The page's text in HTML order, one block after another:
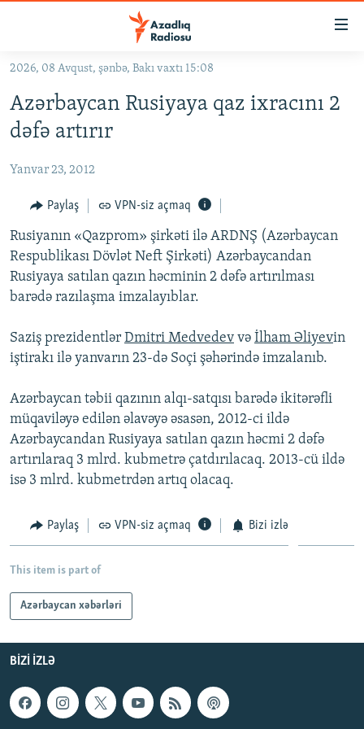
Əsas
qayıt
Əsas
qayıt
#ƏSLINDƏ
FƏRQƏ BAX
QANUNI DOĞRU
ARAŞDIRMA
MULTIMEDIA
FOTOQALEREYA
KARIKATURA
OXU ZALI
İSLAM VƏ DEMOKRATIYA
İZ - MƏDƏNIYYƏT PROQRAMI
HAQQIMIZDA
PEŞƏ ETIKASI VƏ JURNALISTIKA STANDARTLARIMIZ
MATERIALLARIMIZDAN ISTIFADƏ
AZADLIQRADIOSU MOBIL TELEFONUNUZDA
XƏBƏR BÜLLETENLƏRIMIZ
BIZI IZLƏ
RFE/RL-in bütün saytları
2026, 08 Avqust, şənbə, Bakı vaxtı 15:08
Azərbaycan Rusiyaya qaz ixracını 2
dəfə artırır
Yanvar 23, 2012
Paylaş VPN-siz açmaq
Rusiyanın «Qazprom» şirkəti ilə ARDNŞ (Azərbaycan
Respublikası Dövlət Neft Şirkəti) Azərbaycandan
Rusiyaya satılan qazın həcminin 2 dəfə artırılması
barədə razılaşma imzalayıblar.
Saziş prezidentlər Dmitri Medvedev və İlham Əliyevin
iştirakı ilə yanvarın 23-də Soçi şəhərində imzalanıb.
Azərbaycan təbii qazının alqı-satqısı barədə ikitərəfli
müqaviləyə edilən əlavəyə əsasən, 2012-ci ildə
Azərbaycandan Rusiyaya satılan qazın həcmi 2 dəfə
artırılaraq 3 mlrd. kubmetrə çatdırılacaq. 2013-cü ildə
isə 3 mlrd. kubmetrdən artıq olacaq.
Paylaş VPN-siz açmaq Bizi izlə
This item is part of
Azərbaycan xəbərləri
BIZI IZLƏ